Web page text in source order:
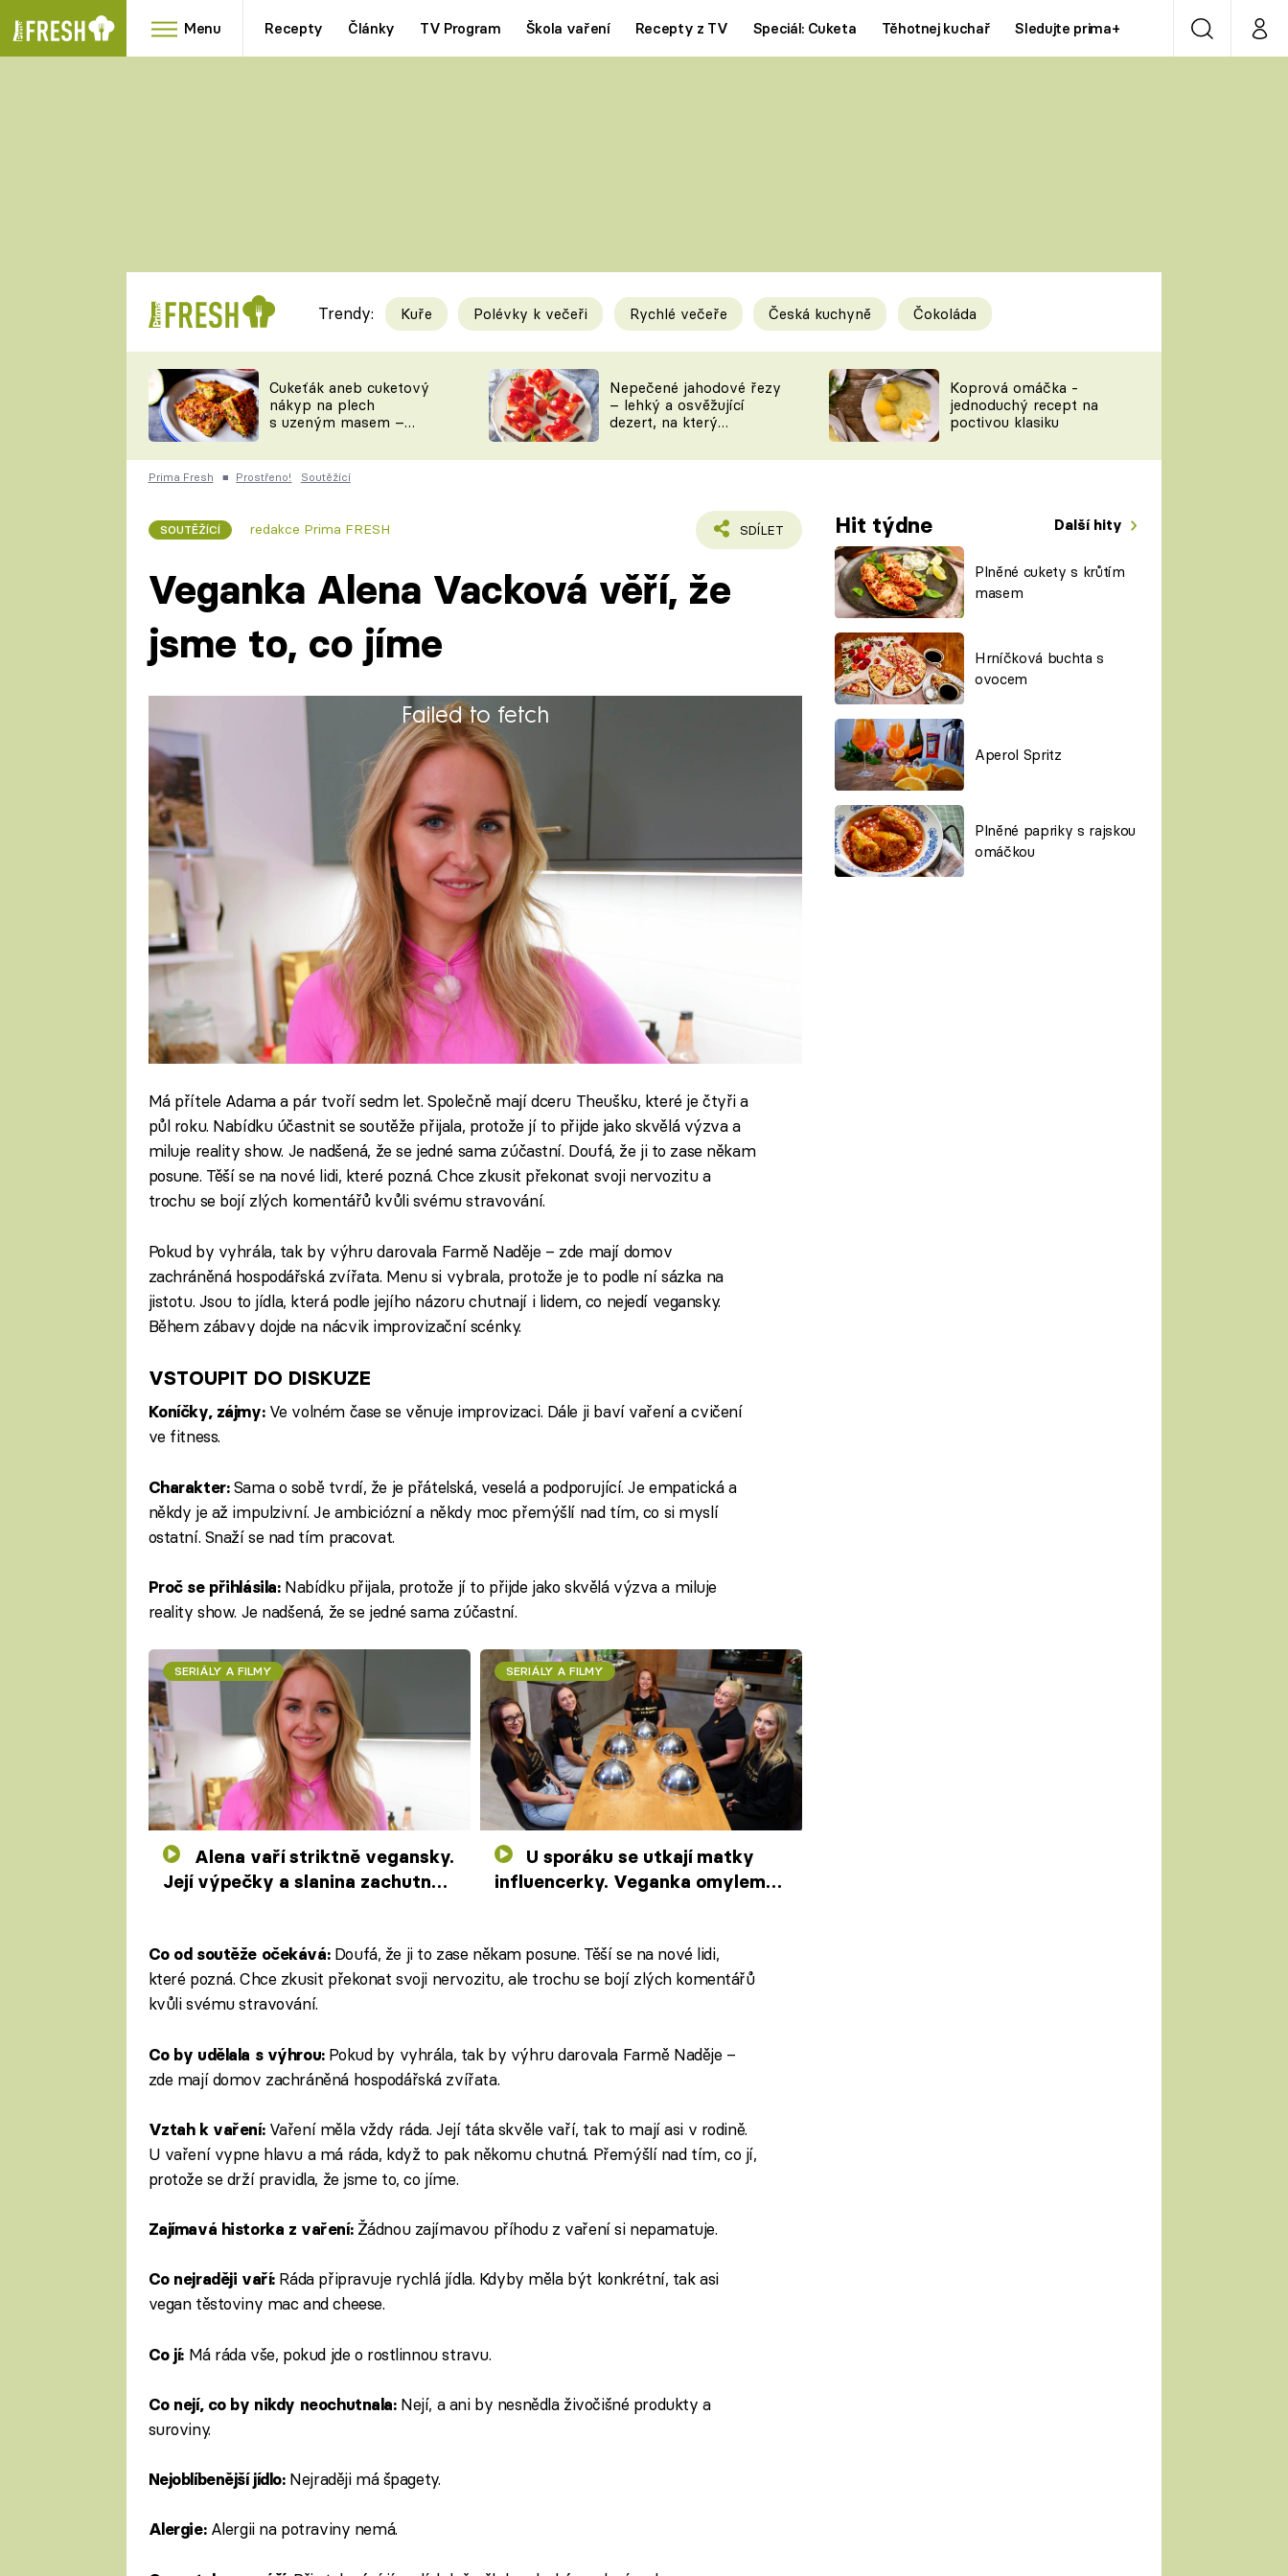
Menu Recepty Články TV Program Škola vaření Recepty z TV Speciál: Cuketa Těhotnej kuchař Sledujte prima+ VyhledáváníMůj
RYCHLOVKY
Videorecepty
TEĎ VAŘÍ ŠÉF!
ČESKO NA TALÍŘI
KUCHAŘKA
Tipy a triky
KAM ZA JÍDLEM
VYCHYTÁVKY
Novinky
ŠÉFREDAKTORKY
ČASOPIS
Prima LAJK
Sledujte nás
Trendy: Kuře Polévky k večeři Rychlé večeře Česká kuchyně Čokoláda
Cukeťák aneb cuketový
nákyp na plech
s uzeným masem –
zpracovat přerostlé
cukety
Nepečené jahodové řezy
– lehký a osvěžující
dezert, na který
Koprová omáčka -
jednoduchý recept na
poctivou klasiku
Prima Fresh ■ Prostřeno! Soutěžící
SOUTĚŽÍCÍ redakce Prima FRESH SDÍLET Hit týdne Další hity
Plněné cukety s krůtím
masem
Hrníčková buchta s
ovocem
Aperol Spritz
Plněné papriky s rajskou
omáčkou
Veganka Alena Vacková věří, že
jsme to, co jíme
Failed to fetch
Alena (35) vystudovala střední školu s maturitou. Pracovala jako
asistentka v castingové agentuře, nyní se stará o marketing.
Má přítele Adama a pár tvoří sedm let. Společně mají dceru Theušku, které je čtyři a
půl roku. Nabídku účastnit se soutěže přijala, protože jí to přijde jako skvělá výzva a
miluje reality show. Je nadšená, že se jedné sama zúčastní. Doufá, že ji to zase někam
posune. Těší se na nové lidi, které pozná. Chce zkusit překonat svoji nervozitu a
trochu se bojí zlých komentářů kvůli svému stravování.
Pokud by vyhrála, tak by výhru darovala Farmě Naděje – zde mají domov
zachráněná hospodářská zvířata. Menu si vybrala, protože je to podle ní sázka na
jistotu. Jsou to jídla, která podle jejího názoru chutnají i lidem, co nejedí vegansky.
Během zábavy dojde na nácvik improvizační scénky.
VSTOUPIT DO DISKUZE
Koníčky, zájmy:Ve volném čase se věnuje improvizaci. Dále ji baví vaření a cvičení
ve fitness.
Charakter:Sama o sobě tvrdí, že je přátelská, veselá a podporující. Je empatická a
někdy je až impulzivní. Je ambiciózní a někdy moc přemýšlí nad tím, co si myslí
ostatní. Snaží se nad tím pracovat.
Proč se přihlásila:Nabídku přijala, protože jí to přijde jako skvělá výzva a miluje
reality show. Je nadšená, že se jedné sama zúčastní.
SERIÁLY A FILMY
Její výpečky a slanina zachutnají
SERIÁLY A FILMY
influencerky. Veganka omylem
Co od soutěže očekává:Doufá, že ji to zase někam posune. Těší se na nové lidi,
které pozná. Chce zkusit překonat svoji nervozitu, ale trochu se bojí zlých komentářů
kvůli svému stravování.
Co by udělala s výhrou:Pokud by vyhrála, tak by výhru darovala Farmě Naděje –
zde mají domov zachráněná hospodářská zvířata.
Vztah k vaření:Vaření měla vždy ráda. Její táta skvěle vaří, tak to mají asi v rodině.
U vaření vypne hlavu a má ráda, když to pak někomu chutná. Přemýšlí nad tím, co jí,
protože se drží pravidla, že jsme to, co jíme.
Zajímavá historka z vaření:Žádnou zajímavou příhodu z vaření si nepamatuje.
Co nejraději vaří:Ráda připravuje rychlá jídla. Kdyby měla být konkrétní, tak asi
vegan těstoviny mac and cheese.
Co jí:Má ráda vše, pokud jde o rostlinnou stravu.
Co nejí, co by nikdy neochutnala:Nejí, a ani by nesnědla živočišné produkty a
suroviny.
Nejoblíbenější jídlo:Nejraději má špagety.
Alergie:Alergii na potraviny nemá.